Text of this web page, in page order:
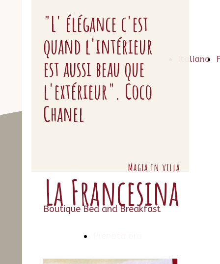
"L' élégance c'est
quand l'intérieur
est aussi beau que
l'extérieur". Coco
Chanel
Italiano
Magia in villa
La Francesina
Boutique Bed and Breakfast